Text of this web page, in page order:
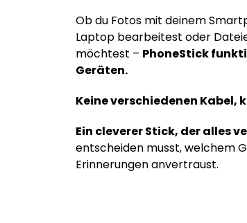
Ob du Fotos mit deinem
Laptop bearbeitest oder
möchtest – PhoneStick
Geräten.
Keine verschiedenen Kabel,
Ein cleverer Stick, der alles
entscheiden musst, welchem
Erinnerungen anvertraust.